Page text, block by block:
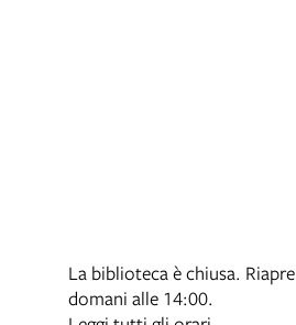
La biblioteca è chiusa. Riapre
domani alle 14:00.